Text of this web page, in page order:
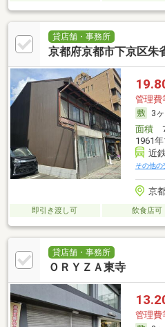
貸店舗・事務所
京都府京都市下京区朱
管理費
3
面積
1961
近
その他の
京
即引き渡し可 飲食店可
貸店舗・事務所
ＯＲＹＺＡ東寺
管理費